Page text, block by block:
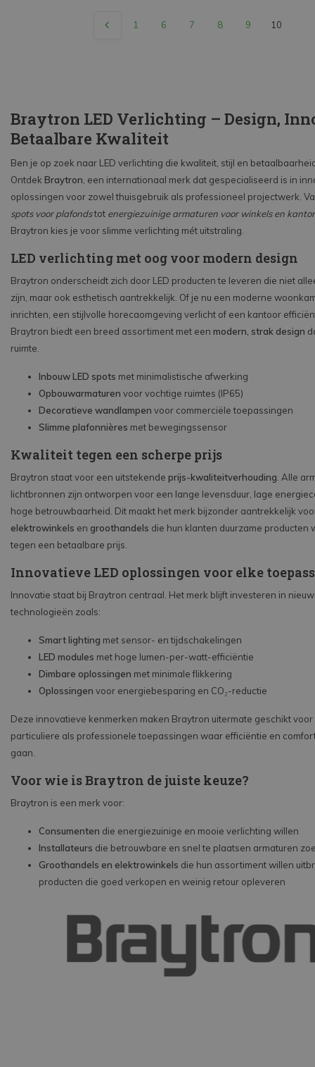
1 6 7 8 9 10
Braytron LED Verlichting – Design,
Betaalbare Kwaliteit
Ben je op zoek naar LED verlichting die kwaliteit, stijl en
Ontdek Braytron , een internationaal merk dat gespecialiseerd is in
oplossingen voor zowel thuisgebruik als professioneel projectwerk.
spots voor plafondstot energiezuinige armaturen voor winkels en
Braytron kies je voor slimme verlichting mét uitstraling.
LED verlichting met oog voor modern design
Braytron onderscheidt zich door LED producten te leveren die niet
zijn, maar ook esthetisch aantrekkelijk. Of je nu een moderne
inrichten, een stijlvolle horecaomgeving verlicht of een kantoor
Braytron biedt een breed assortiment met een modern, strak design
ruimte.
Inbouw LED spots met minimalistische afwerking
Opbouwarmaturen voor vochtige ruimtes (IP65)
Decoratieve wandlampen voor commerciële toepassingen
Slimme plafonnières met bewegingssensor
Kwaliteit tegen een scherpe prijs
Braytron staat voor een uitstekende prijs-kwaliteitverhouding . Alle
lichtbronnen zijn ontworpen voor een lange levensduur, lage
hoge betrouwbaarheid. Dit maakt het merk bijzonder aantrekkelijk
elektrowinkels en groothandels die hun klanten duurzame producten
tegen een betaalbare prijs.
Innovatieve LED oplossingen voor elke
Innovatie staat bij Braytron centraal. Het merk blijft investeren in
technologieën zoals:
Smart lighting met sensor- en tijdschakelingen
LED modules met hoge lumen-per-watt-efficiëntie
Dimbare oplossingen met minimale flikkering
Oplossingen voor energiebesparing en CO₂-reductie
Deze innovatieve kenmerken maken Braytron uitermate geschikt
particuliere als professionele toepassingen waar efficiëntie en
gaan.
Voor wie is Braytron de juiste keuze?
Braytron is een merk voor:
Consumenten die energiezuinige en mooie verlichting willen
Installateurs die betrouwbare en snel te plaatsen armaturen
Groothandels en elektrowinkels die hun assortiment willen
producten die goed verkopen en weinig retour opleveren